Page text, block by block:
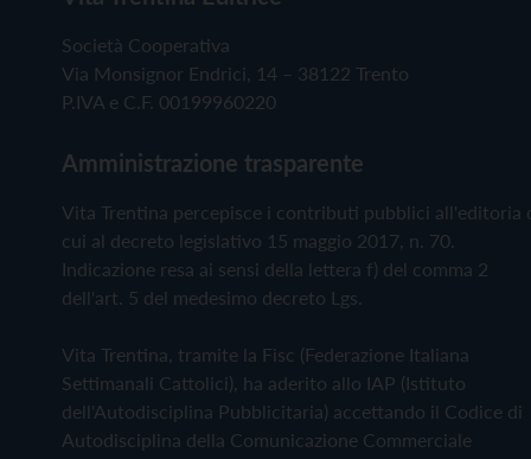
Società Cooperativa
Via Monsignor Endrici, 14 – 38122 Trento
P.IVA e C.F. 00199960220
Amministrazione trasparente
Vita Trentina percepisce i contributi pubblici all'editoria
cui al decreto legislativo 15 maggio 2017, n. 70.
Indicazione resa ai sensi della lettera f) del comma 2
dell'art. 5 del medesimo decreto Lgs.
Vita Trentina, tramite la Fisc (Federazione Italiana
Settimanali Cattolici), ha aderito allo IAP (Istituto
dell'Autodisciplina Pubblicitaria) accettando il Codice di
Autodisciplina della Comunicazione Commerciale